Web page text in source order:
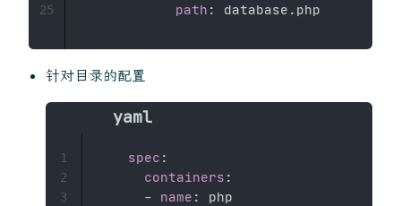
path :
25
针对目录的配置
spec :
containers :
-
name :
php
1
2
3